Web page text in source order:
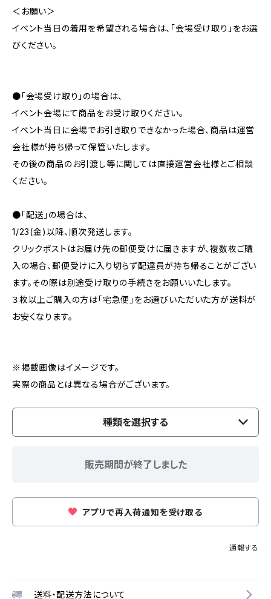
＜お願い＞
イベント当日の着用を希望される場合は、「会場受け取り」をお選
びください。
●「会場受け取り」の場合は、
イベント会場にて商品をお受け取りください。
イベント当日に会場でお引き取りできなかった場合、商品は運営
会社様が持ち帰って保管いたします。
その後の商品のお引渡し等に関しては直接運営会社様とご相談
ください。
●「配送」の場合は、
1/23(金)以降、順次発送します。
クリックポストはお届け先の郵便受けに届きますが、複数枚ご購
入の場合、郵便受けに入り切らず配達員が持ち帰ることがござい
ます。その際は別途受け取りの手続きをお願いいたします。
３枚以上ご購入の方は「宅急便」をお選びいただいた方が送料が
お安くなります。
※掲載画像はイメージです。
実際の商品とは異なる場合がございます。
種類を選択する
販売期間が終了しました
アプリで再入荷通知を受け取る
通報する
送料・配送方法について